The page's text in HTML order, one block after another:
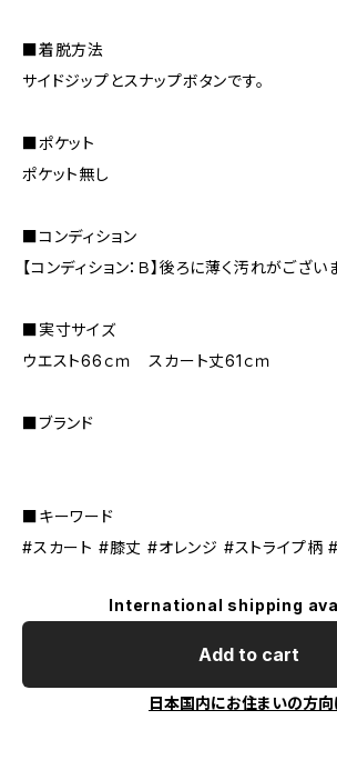
■着脱方法
サイドジップとスナップボタンです。
■ポケット
ポケット無し
■コンディション
【コンディション：Ｂ】後ろに薄く汚れがござい
■実寸サイズ
ウエスト66ｃｍ スカート丈61ｃｍ
■ブランド
■キーワード
#スカート #膝丈 #オレンジ #ストライプ柄
International shipping
Add to cart
日本国内にお住まいの方向